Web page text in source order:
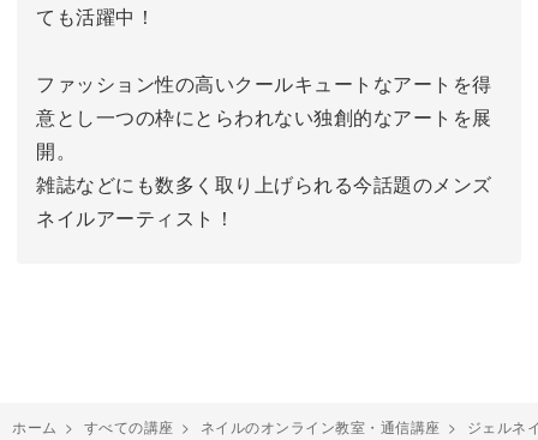
ても活躍中！
ファッション性の高いクールキュートなアートを得
意とし一つの枠にとらわれない独創的なアートを展
開。
雑誌などにも数多く取り上げられる今話題のメンズ
ネイルアーティスト！
ホーム > すべての講座 > ネイルのオンライン教室・通信講座 > ジェルネ